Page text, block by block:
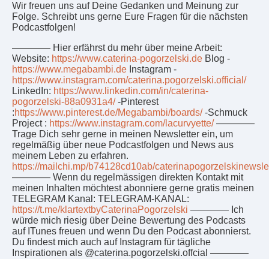
Wir freuen uns auf Deine Gedanken und Meinung zur
Folge. Schreibt uns gerne Eure Fragen für die nächsten
Podcastfolgen!
———— Hier erfährst du mehr über meine Arbeit:
Website: https://www.caterina-pogorzelski.de Blog -
https://www.megabambi.de Instagram -
https://www.instagram.com/caterina.pogorzelski.official/
LinkedIn: https://www.linkedin.com/in/caterina-
pogorzelski-88a0931a4/-Pinterest
:https://www.pinterest.de/Megabambi/boards/-Schmuck
Project : https://www.instagram.com/lacurvyette/————
Trage Dich sehr gerne in meinen Newsletter ein, um
regelmäßig über neue Podcastfolgen und News aus
meinem Leben zu erfahren.
https://mailchi.mp/b74128cd10ab/
———— Wenn du regelmässigen direkten Kontakt mit
meinen Inhalten möchtest abonniere gerne gratis meinen
TELEGRAM Kanal: TELEGRAM-KANAL:
https://t.me/klartextbyCaterinaPogorzelski ———— Ich
würde mich riesig über Deine Bewertung des Podcasts
auf ITunes freuen und wenn Du den Podcast abonnierst.
Du findest mich auch auf Instagram für tägliche
Inspirationen als @caterina.pogorzelski.offcial ————